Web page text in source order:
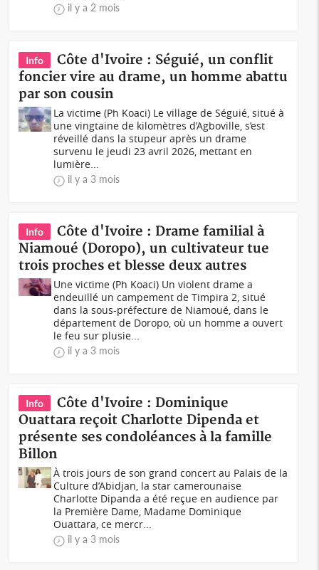
il y a 2 mois
Info
Côte d'Ivoire : Séguié, un conflit
foncier vire au drame, un homme abattu
par son cousin
La victime (Ph Koaci) Le village de Séguié, situé à
une vingtaine de kilomètres d’Agboville, s’est
réveillé dans la stupeur après un drame
survenu le jeudi 23 avril 2026, mettant en
lumière...
il y a 3 mois
Info
Côte d'Ivoire : Drame familial à
Niamoué (Doropo), un cultivateur tue
trois proches et blesse deux autres
Une victime (Ph Koaci) Un violent drame a
endeuillé un campement de Timpira 2, situé
dans la sous-préfecture de Niamoué, dans le
département de Doropo, où un homme a ouvert
le feu sur plusie...
il y a 3 mois
Info
Côte d'Ivoire : Dominique
Ouattara reçoit Charlotte Dipenda et
présente ses condoléances à la famille
Billon
À trois jours de son grand concert au Palais de la
Culture d’Abidjan, la star camerounaise
Charlotte Dipanda a été reçue en audience par
la Première Dame, Madame Dominique
Ouattara, ce mercr...
il y a 3 mois